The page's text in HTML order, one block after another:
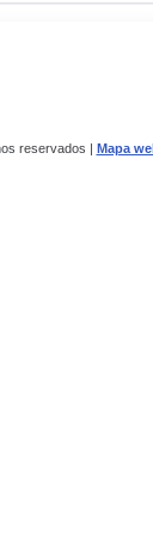
reservados | Mapa